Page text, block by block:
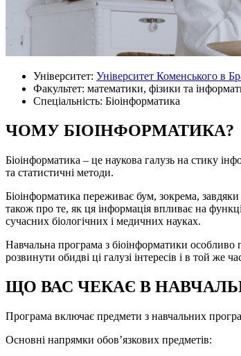
Університет: Університет Коменського в
Факультет: математики, фізики та
Спеціальність: Біоінформатика
ЧОМУ БІОІНФОРМАТИКА?
Біоінформатика – це наукова галузь на стику
та статистичні методи.
Біоінформатика переживає бум, зокрема,
також про те, як ця інформація впливає на
сучасних біологічних і медичних науках.
Навчальна програма з біоінформатики
розвинути обидві ці галузі інтересів і в той же
ЩО ВАС ЧЕКАЄ В
Програма включає предмети з навчальних програм
Основні напрямки обов’язкових предметів: